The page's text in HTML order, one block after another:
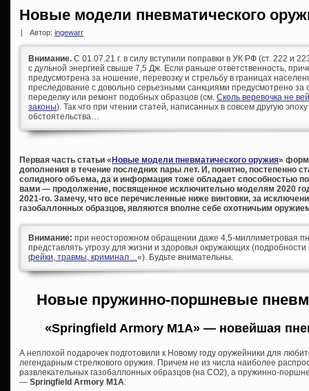
Новые модели пневматического
Автор: ingewarr
Внимание. С 01.07.21 г. в силу вступили поправки в УК РФ (ст. 222 и
с дульной энергией свыше 7,5 Дж. Если раньше ответственность,
предусмотрена за ношение, перевозку и стрельбу в границах
преследование с довольно серьезными санкциями предусмотрено за
переделку или ремонт подобных образцов (см. Сколь веревочка не
законы). Так что при чтении статей, написанных в совсем другую
обстоятельства…
Первая часть статьи « Новые модели пневматического оружия»
дополнения в течение последних пары лет. И, понятно, постепенно
солидного объема, да и информация тоже обладает способностью
вами — продолжение, посвященное исключительно моделям 2020
2021-го. Замечу, что все перечисленные ниже винтовки, за
газобаллонных образцов, являются вполне себе охотничьим
Внимание: при неосторожном обращении даже 4,5-миллиметровая
представлять угрозу для жизни и здоровья окружающих (подробности
фейки, травмы, криминал…«). Будьте внимательны.
Новые пружинно-поршневые
«Springfield Armory M1A» — новейшая п
А неплохой подарочек подготовили к Новому году оружейники для
легендарным стрелкового оружия. Причем не из числа наиболее
развлекательных газобаллонных образцов (на СО2), а пружинно-
— Springfield Armory M1A: